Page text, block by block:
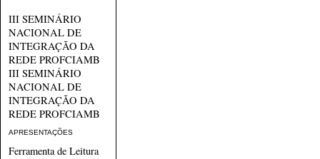
III SEMINÁRIO
NACIONAL DE
INTEGRAÇÃO DA
REDE PROFCIAMB
III SEMINÁRIO
NACIONAL DE
INTEGRAÇÃO DA
REDE PROFCIAMB
APRESENTAÇÕES
Ferramenta de Leitura